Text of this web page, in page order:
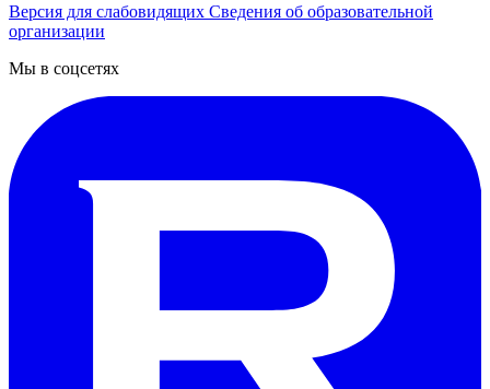
Версия для слабовидящих Сведения об образовательной
организации
Мы в соцсетях